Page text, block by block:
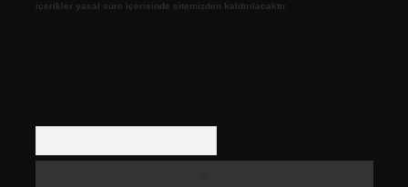
içerikler yasal süre içerisinde sitemizden kaldırılacaktır.